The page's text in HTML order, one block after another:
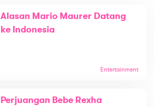
Alasan Mario Maurer Datang
ke Indonesia
Entertainment
Perjuangan Bebe Rexha